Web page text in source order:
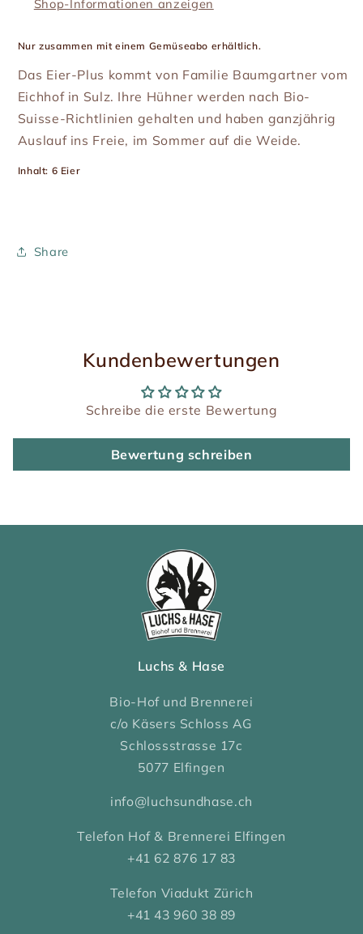
Shop-Informationen anzeigen
Nur zusammen mit einem Gemüseabo erhältlich.
Das Eier-Plus kommt von Familie Baumgartner vom
Eichhof in Sulz. Ihre Hühner werden nach Bio-
Suisse-Richtlinien gehalten und haben ganzjährig
Auslauf ins Freie, im Sommer auf die Weide.
Inhalt: 6 Eier
Share
Kundenbewertungen
Schreibe die erste Bewertung
Bewertung schreiben
Luchs & Hase
Bio-Hof und Brennerei
c/o Käsers Schloss AG
Schlossstrasse 17c
5077 Elfingen
info@luchsundhase.ch
Telefon Hof & Brennerei Elfingen
+41 62 876 17 83
Telefon Viadukt Zürich
+41 43 960 38 89